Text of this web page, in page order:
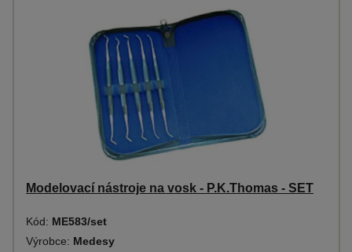
Modelovací nástroje na vosk - P.K.Thomas - SET
Kód: ME583/set
Výrobce: Medesy